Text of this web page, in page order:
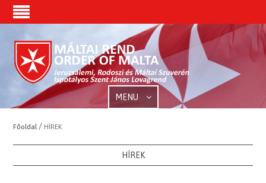
MENU
Főoldal / HÍREK
HÍREK